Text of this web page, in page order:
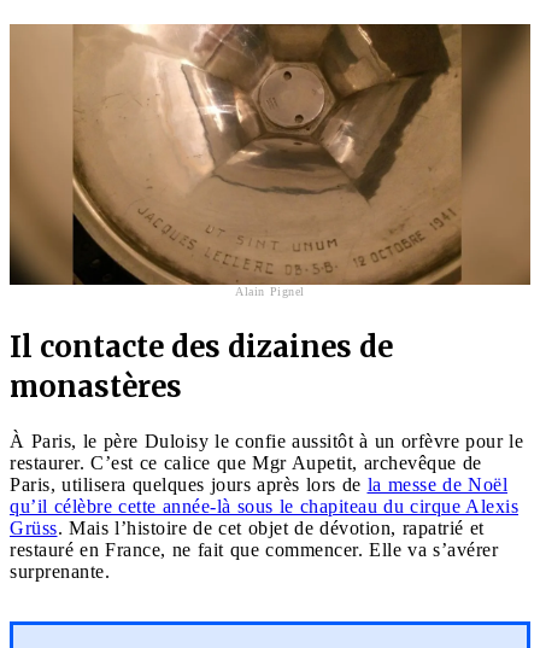
Alain Pignel
Il contacte des dizaines de
monastères
À Paris, le père Duloisy le confie aussitôt à un orfèvre pour le
restaurer. C’est ce calice que Mgr Aupetit, archevêque de
Paris, utilisera quelques jours après lors de la messe de Noël
qu’il célèbre cette année-là sous le chapiteau du cirque Alexis
Grüss. Mais l’histoire de cet objet de dévotion, rapatrié et
restauré en France, ne fait que commencer. Elle va s’avérer
surprenante.